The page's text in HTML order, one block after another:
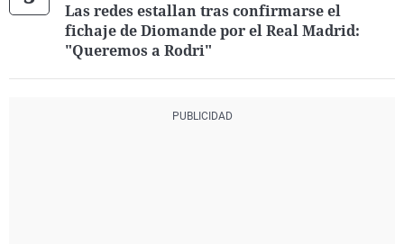
Las redes estallan tras confirmarse el
fichaje de Diomande por el Real Madrid:
"Queremos a Rodri"